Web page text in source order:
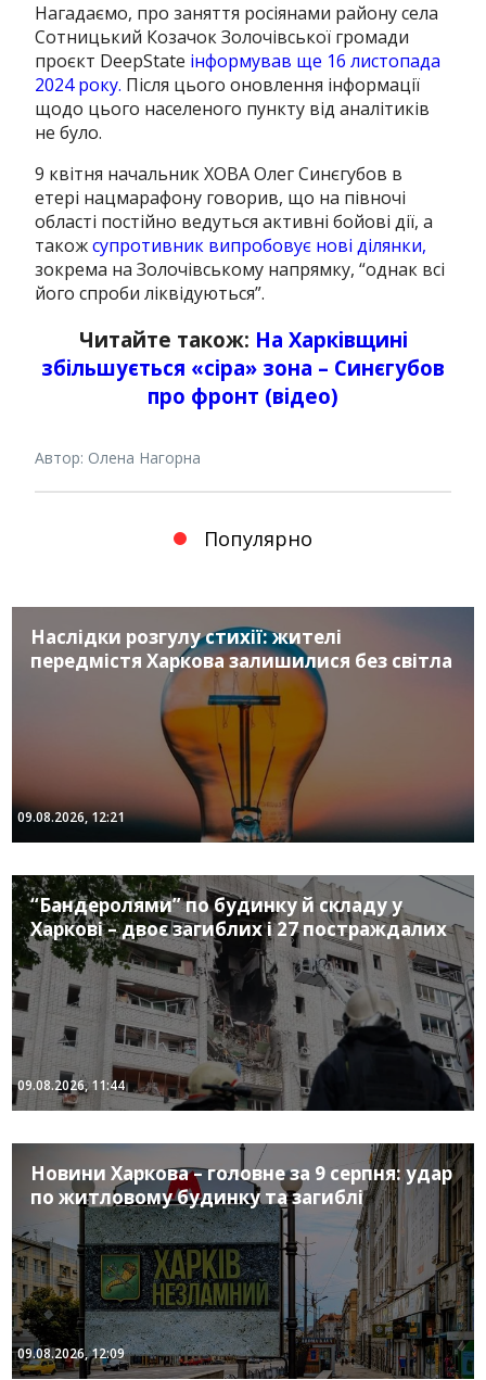
Нагадаємо, про заняття росіянами району села
Сотницький Козачок Золочівської громади
проєкт DeepState інформував ще 16 листопада
2024 року. Після цього оновлення інформації
щодо цього населеного пункту від аналітиків
не було.
9 квітня начальник ХОВА Олег Синєгубов в
етері нацмарафону говорив, що на півночі
області постійно ведуться активні бойові дії, а
такожсупротивник випробовує нові ділянки,
зокрема на Золочівському напрямку, “однак всі
його спроби ліквідуються”.
Читайте також: На Харківщині
збільшується «сіра» зона – Синєгубов
про фронт (відео)
Автор: Олена Нагорна
Популярно
Наслідки розгулу стихії: жителі
передмістя Харкова залишилися без світла
09.08.2026, 12:21
“Бандеролями” по будинку й складу у
Харкові – двоє загиблих і 27 постраждалих
09.08.2026, 11:44
Новини Харкова – головне за 9 серпня: удар
по житловому будинку та загиблі
09.08.2026, 12:09